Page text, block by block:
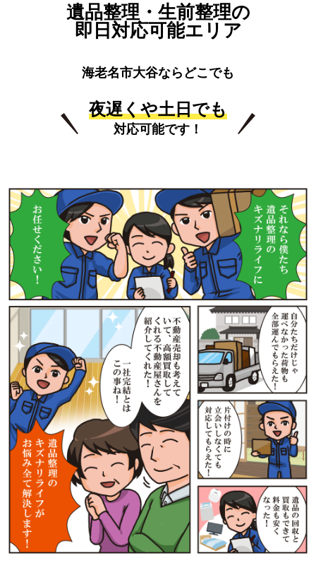
遺品整理・生前整理の
即日対応可能エリア
海老名市大谷ならどこでも
夜遅くや土日でも
対応可能です！